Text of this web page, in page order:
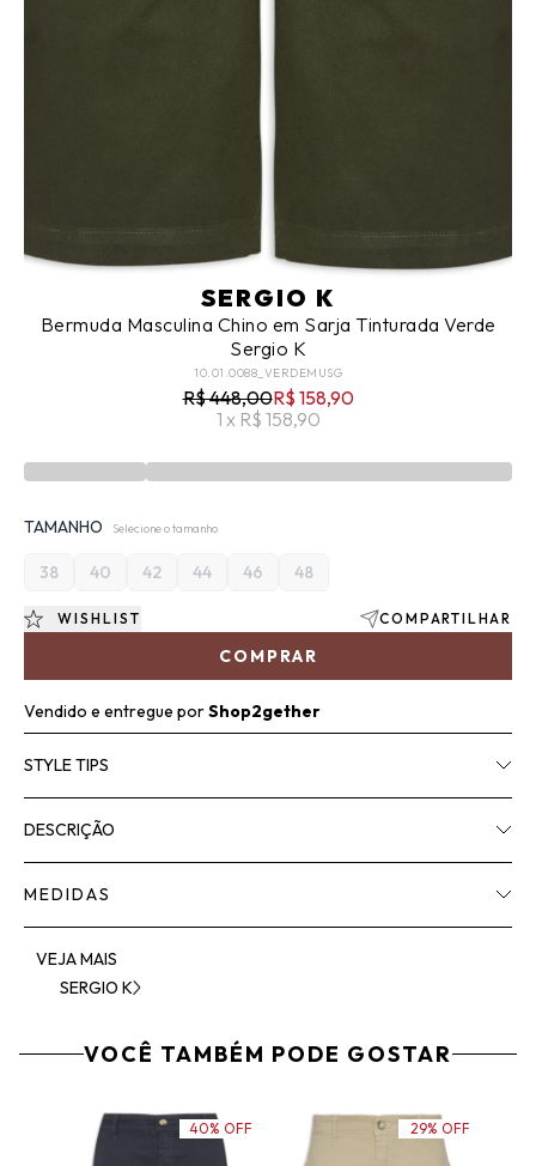
SERGIO K
Bermuda Masculina Chino em Sarja Tinturada Verde
Sergio K
10.01.0088_VERDEMUSG
R$ 448,00R$ 158,90
1 x R$ 158,90
TAMANHO Selecione o tamanho
38 40 42 44 46 48
COMPRAR
WISHLIST COMPARTILHAR
Vendido e entregue porShop2gether
STYLE TIPS
DESCRIÇÃO
MEDIDAS
VEJA MAIS
SERGIO K
VOCÊ TAMBÉM PODE GOSTAR
40% OFF 29% OFF